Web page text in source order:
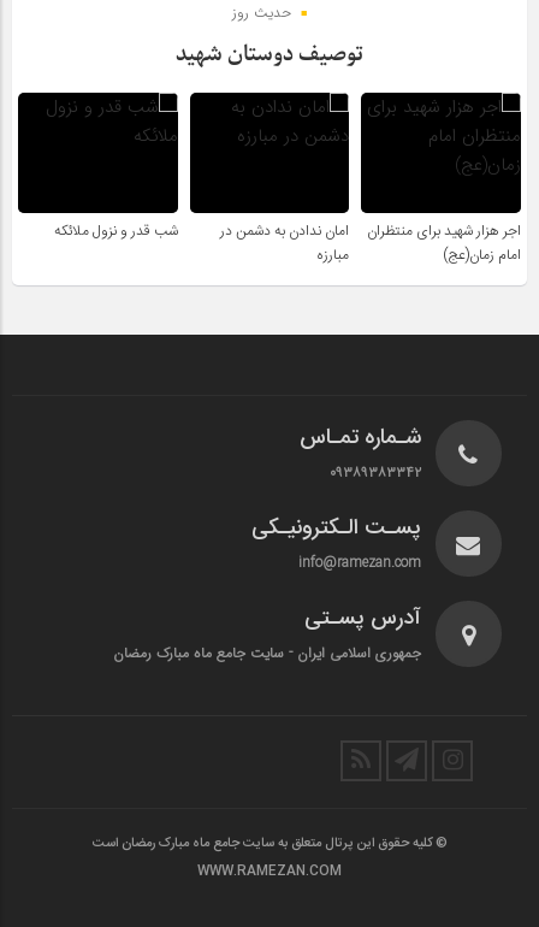
حدیث روز
توصیف دوستان شهید
اجر هزار شهید برای منتظران
امام زمان(عج)
امان ندادن به دشمن در
مبارزه
شب قدر و نزول ملائکه
شـماره تمـاس
۰۹۳۸۹۳۸۳۳۴۲
پسـت الـکترونیـکی
info@ramezan.com
آدرس پسـتی
جمهوری اسلامی ایران - سایت جامع ماه مبارک رمضان
© کلیه حقوق این پرتال متعلق به سایت جامع ماه مبارک رمضان است
WWW.RAMEZAN.COM